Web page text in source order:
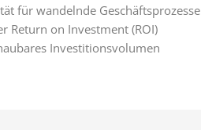
für wandelnde Geschäftsprozesse
Return on Investment (ROI)
Investitionsvolumen